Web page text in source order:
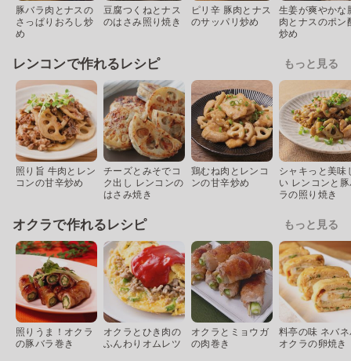
豚バラ肉とナスの
さっぱりおろし炒
め
豆腐つくねとナス
のはさみ照り焼き
ピリ辛 豚肉とナス
のサッパリ炒め
生姜が爽やかな
肉とナスのポン
炒め
レンコンで作れるレシピ もっと見る
照り旨 牛肉とレン
コンの甘辛炒め
チーズとみそでコ
ク出し レンコンの
はさみ焼き
鶏むね肉とレンコ
ンの甘辛炒め
シャキっと美味
い レンコンと
ラの照り焼き
オクラで作れるレシピ もっと見る
照りうま！オクラ
の豚バラ巻き
オクラとひき肉の
ふんわりオムレツ
オクラとミョウガ
の肉巻き
料亭の味 ネバ
オクラの卵焼き